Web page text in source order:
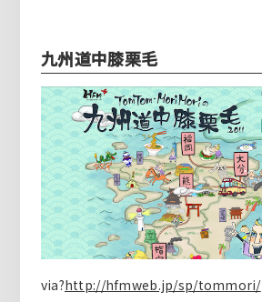
九州道中膝栗毛
via?http://hfmweb.jp/sp/tommori/